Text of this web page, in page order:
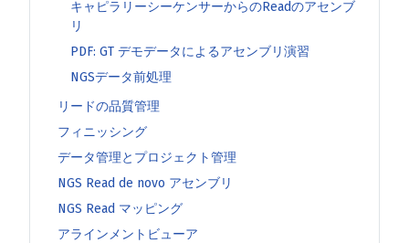
キャピラリーシーケンサーからのReadのアセンブ
リ
PDF: GT デモデータによるアセンブリ演習
NGSデータ前処理
リードの品質管理
フィニッシング
データ管理とプロジェクト管理
NGS Read de novo アセンブリ
NGS Read マッピング
アラインメントビューア